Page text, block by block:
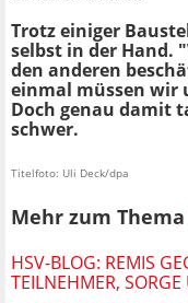
Trotz einiger
selbst in der Hand.
den anderen
einmal müssen wir
Doch genau damit
schwer.
Titelfoto: Uli Deck/dpa
Mehr zum Thema
HSV-BLOG: REMIS
TEILNEHMER,